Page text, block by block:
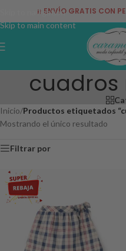
Skip to navigation
Skip to main content
¡¡ ENVÍO GRATIS CON
cuadros
Inicio/Productos etiquetados
Mostrando el único resultado
Filtrar por